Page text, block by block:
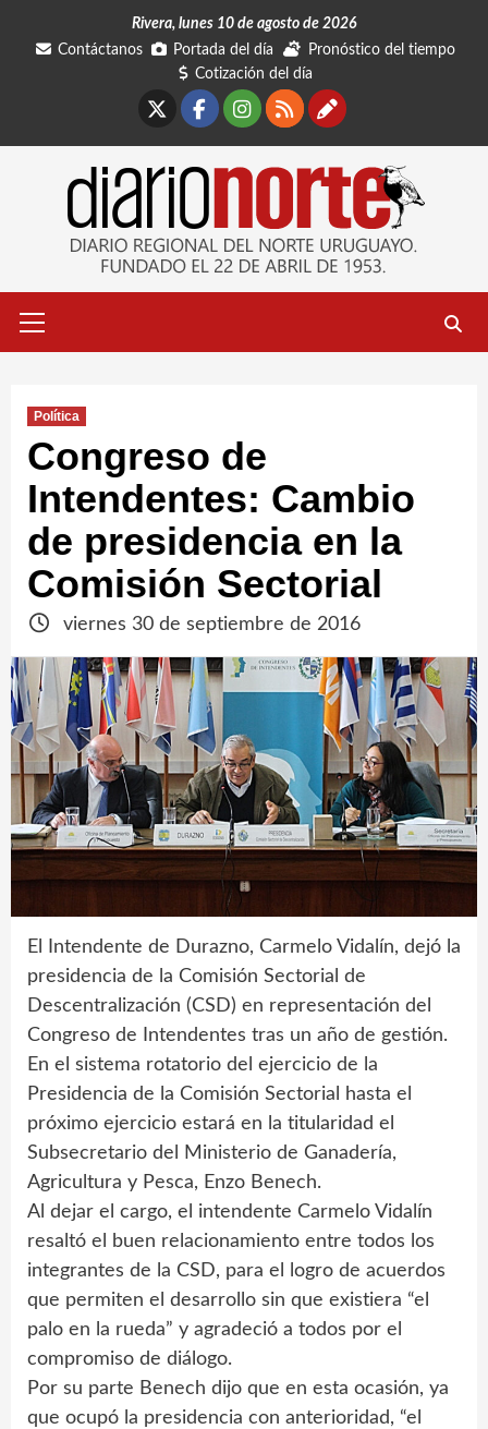
Rivera, lunes 10 de agosto de 2026
Contáctanos
Portada del día
Pronóstico del tiempo
Cotización del día
Facebook
Instagram
RSSContáctanos
primario
Política
Congreso de
Intendentes: Cambio
de presidencia en la
Comisión Sectorial
viernes 30 de septiembre de 2016
El Intendente de Durazno, Carmelo Vidalín, dejó la
presidencia de la Comisión Sectorial de
Descentralización (CSD) en representación del
Congreso de Intendentes tras un año de gestión.
En el sistema rotatorio del ejercicio de la
Presidencia de la Comisión Sectorial hasta el
próximo ejercicio estará en la titularidad el
Subsecretario del Ministerio de Ganadería,
Agricultura y Pesca, Enzo Benech.
Al dejar el cargo, el intendente Carmelo Vidalín
resaltó el buen relacionamiento entre todos los
integrantes de la CSD, para el logro de acuerdos
que permiten el desarrollo sin que existiera “el
palo en la rueda” y agradeció a todos por el
compromiso de diálogo.
Por su parte Benech dijo que en esta ocasión, ya
que ocupó la presidencia con anterioridad, “el